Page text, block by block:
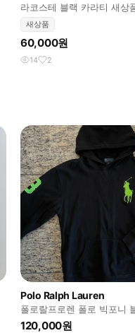
라코스테 블랙 카라티 새상
새상품
60,000원
14 2
Polo Ralph Lauren
폴로랄프로렌 폴로 빅포니
사인 형광 로고 후드
120,000원